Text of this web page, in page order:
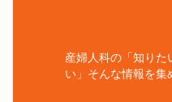
産婦人科の「知りた
い」そんな情報を集